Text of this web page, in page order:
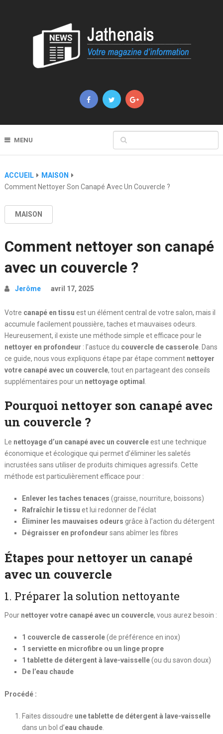
MENU
ACCUEIL
MAISON
Comment Nettoyer Son Canapé Avec Un Couvercle ?
MAISON
Comment nettoyer son canapé
avec un couvercle ?
Jerôme avril 17, 2025
Votre canapé en tissu est un élément central de votre salon, mais il
accumule facilement poussière, taches et mauvaises odeurs.
Heureusement, il existe une méthode simple et efficace pour le
nettoyer en profondeur : l’astuce du couvercle de casserole. Dans
ce guide, nous vous expliquons étape par étape comment nettoyer
votre canapé avec un couvercle, tout en partageant des conseils
supplémentaires pour un nettoyage optimal
Pourquoi nettoyer son canapé avec
un couvercle ?
Le nettoyage d’un canapé avec un couvercleest une technique
économique et écologique qui permet d’éliminer les saletés
incrustées sans utiliser de produits chimiques agressifs. Cette
méthode est particulièrement efficace pour :
Enlever les taches tenaces (graisse, nourriture, boissons)
Rafraîchir le tissu et lui redonner de l’éclat
Éliminer les mauvaises odeurs grâce à l’action du détergent
Dégraisser en profondeur sans abîmer les fibres
Étapes pour nettoyer un canapé
avec un couvercle
1. Préparer la solution nettoyante
Pour nettoyer votre canapé avec un couvercle, vous aurez besoin :
1 couvercle de casserole(de préférence en inox)
1 serviette en microfibre ou un linge propre
1 tablette de détergent à lave-vaisselle(ou du savon doux)
De l’eau chaude
Procédé :
Faites dissoudre une tablette de détergent à lave-vaisselle
dans un bol d’eau chaude.